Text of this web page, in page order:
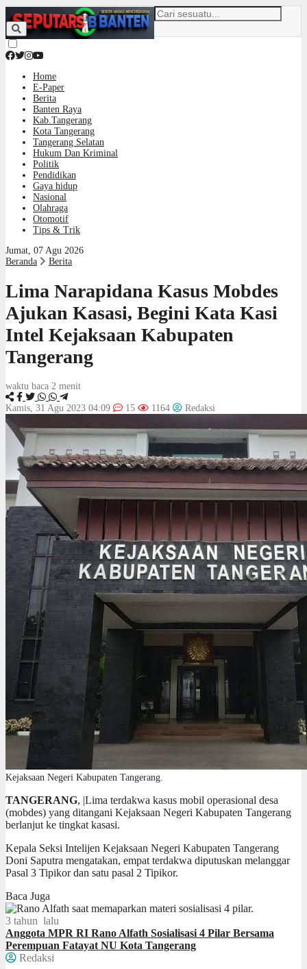
Home
E-Paper
Berita
Banten Raya
Kab.Tangerang
Kota Tangerang
Tangerang Selatan
Hukum Dan Kriminal
Politik
Pendidikan
Gaya hidup
Nasional
Olahraga
Otomotif
Tips & Trik
Jumat, 07 Agu 2026
Beranda
Berita
Lima Narapidana Kasus Mobdes
Ajukan Kasasi, Begini Kata Kasi
Intel Kejaksaan Kabupaten
Tangerang
waktu baca 2 menit
Kamis, 31 Agu 2023 04:09 15 1164 Redaksi
Kejaksaan Negeri Kabupaten Tangerang.
TANGERANG, |Lima terdakwa kasus mobil operasional desa
(mobdes) yang ditangani Kejaksaan Negeri Kabupaten Tangerang
berlanjut ke tingkat kasasi.
Kepala Seksi Intelijen Kejaksaan Negeri Kabupaten Tangerang
Doni Saputra mengatakan, empat terdakwa diputuskan melanggar
Pasal 3 Tipikor dan satu pasal 2 Tipikor.
Baca Juga
3 tahun lalu
Anggota MPR RI Rano Alfath Sosialisasi 4 Pilar Bersama
Perempuan Fatayat NU Kota Tangerang
Redaksi